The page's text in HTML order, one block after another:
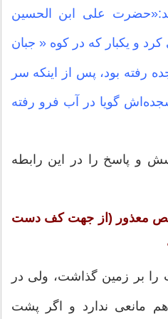
علی ابن الحسین
کرد و یکبار که در کوه « جبان
رفته بود، پس از اینکه سر
گویا در آب فرو رفته
و پاسخ را در این رابطه
معذور (از جهت کف دست
بر زمین گذاشت، ولى در
مانعى ندارد و اگر پشت